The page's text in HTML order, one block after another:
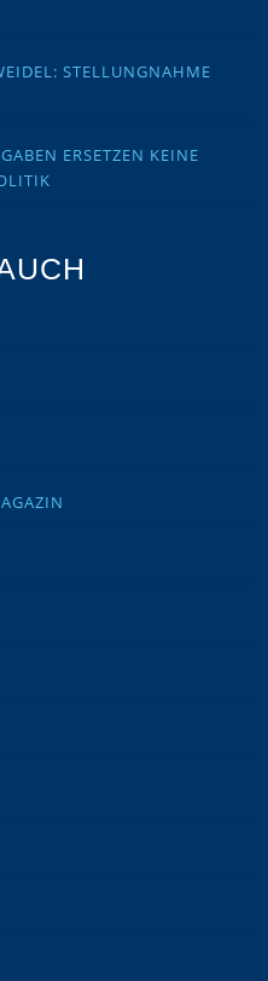
STELLUNGNAHME
ERSETZEN KEINE